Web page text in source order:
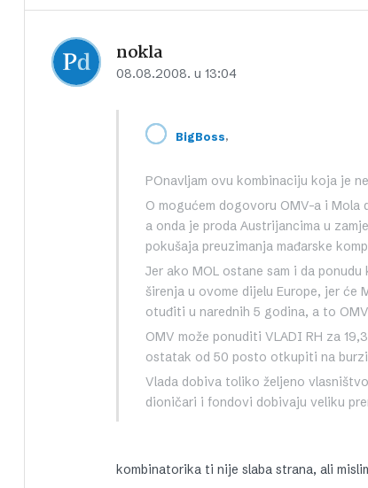
nokla
08.08.2008. u 13:04
BigBoss,
POnavljam ovu kombinaciju koja je
O mogućem dogovoru OMV-a i
a onda je proda Austrijancima u
pokušaja preuzimanja mađarske
Jer ako MOL ostane sam i da
širenja u ovome dijelu Europe, jer će
otuđiti u narednih 5 godina, a to
OMV može ponuditi VLADI RH za
ostatak od 50 posto otkupiti na
Vlada dobiva toliko željeno
dioničari i fondovi dobivaju veliku
kombinatorika ti nije slaba strana, ali